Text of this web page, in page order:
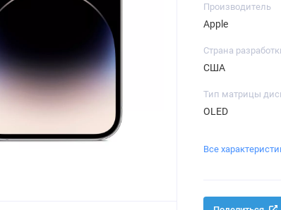
Производитель
Apple
Страна
США
Тип матрицы
OLED
Все